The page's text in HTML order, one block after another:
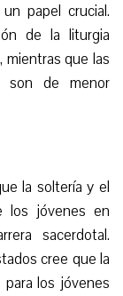
papel crucial.
de la liturgia
que las
son de menor
la soltería y el
los jóvenes en
sacerdotal.
cree que la
los jóvenes